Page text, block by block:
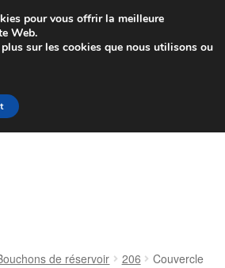
à partir de 7 EUR
vendredi de 9 h à 16 h
de réservoir 206
Couvercle
pour vous offrir la meilleure
Web.
sur les cookies que nous utilisons ou